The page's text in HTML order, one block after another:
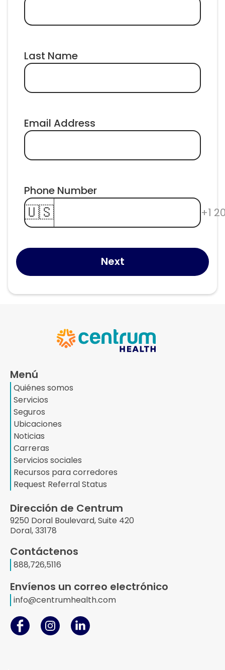
Last Name
Email Address
Phone Number
🇺🇸 +1
Next
Dirección de Centrum
9250 Doral Boulevard, Suite 420
Doral, 33178
Contáctenos
888,726,5116
Envíenos un correo electrónico
info@centrumhealth.com
Menú
Quiénes somos
Servicios
Seguros
Ubicaciones
Noticias
Carreras
Servicios sociales
Recursos para corredores
Request Referral Status